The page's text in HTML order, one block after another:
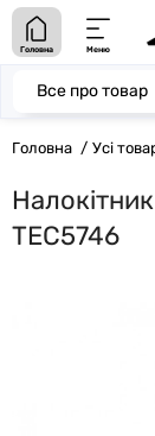
Головна Меню
Головна Усі
TEC5746
Все про товар